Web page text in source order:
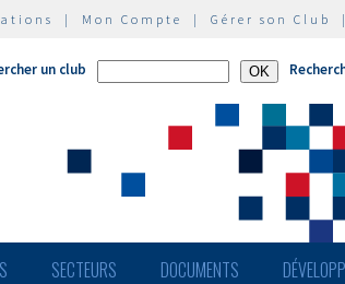
| Mon Compte | Gérer son Club
un club
SECTEURS DOCUMENTS